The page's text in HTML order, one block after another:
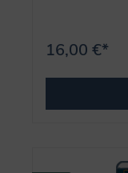
16,00 €*